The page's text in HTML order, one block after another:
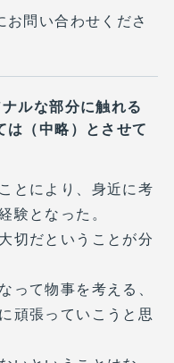
問い合わせくださ
ルな部分に触れる
は（中略）とさせて
とにより、身近に考
験となった。
切だということが分
って物事を考える、
頑張っていこうと思